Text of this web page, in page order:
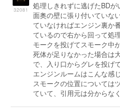
32081
処理しきれずに逃げたBD
面奥の壁に張り付いていな
ていなければエンジン裏か
ているので右から回って処
モークを投げてスモーク中
死体が足りなかった場合は
で、入り口からグレを投げ
エンジンルームはこんな感
スモークの位置については
ていて、引用元は分からな